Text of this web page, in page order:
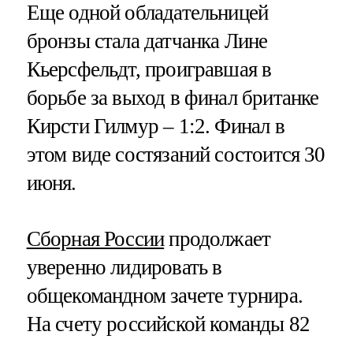
Еще одной обладательницей
бронзы стала датчанка Лине
Кьерсфельдт, проигравшая в
борьбе за выход в финал британке
Кирсти Гилмур – 1:2. Финал в
этом виде состязаний состоится 30
июня.
Сборная Россиипродолжает
уверенно лидировать в
общекомандном зачете турнира.
На счету российской команды 82